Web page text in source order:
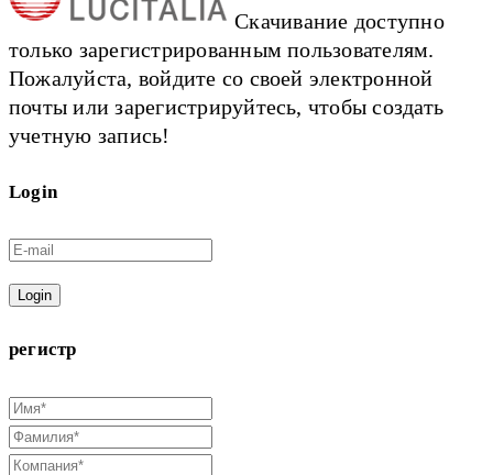
Скачивание доступно
только зарегистрированным пользователям.
Пожалуйста, войдите со своей электронной
почты или зарегистрируйтесь, чтобы создать
учетную запись!
Login
Login
регистр